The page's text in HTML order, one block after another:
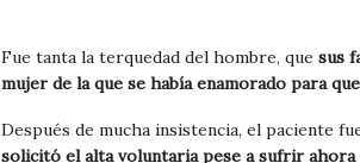
Fue tanta la terquedad del hombre, que sus
mujer de la que se había enamorado para
Después de mucha insistencia, el paciente
solicitó el alta voluntaria pese a sufrir